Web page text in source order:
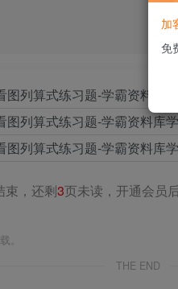
束，还剩3页未读，开通会员
。
THE END
加
免